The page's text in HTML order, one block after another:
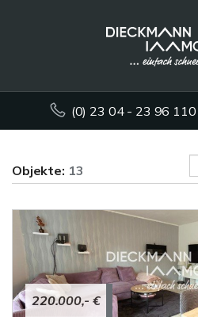
(0) 23 04 - 23 96 110
Objekte: 13
220.000,- €